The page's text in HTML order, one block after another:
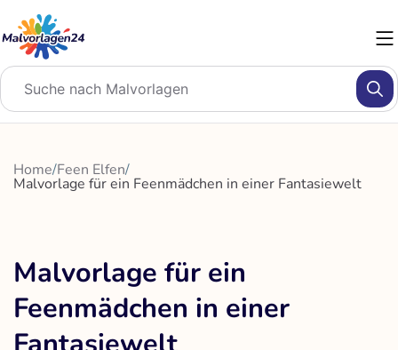
Inhalt
springen
Home/Feen Elfen/
Malvorlage für ein Feenmädchen in einer Fantasiewelt
Malvorlage für ein
Feenmädchen in einer